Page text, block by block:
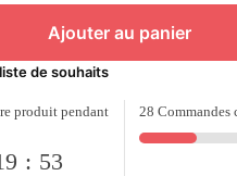
Ajouter au panier
de souhaits
produit pendant
: 52
28 Commandes